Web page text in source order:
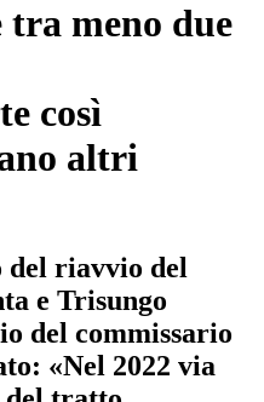
meno due
così
altri
riavvio del
e Trisungo
del commissario
«Nel 2022 via